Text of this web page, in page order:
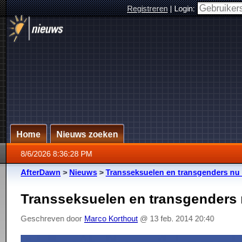
Registreren|Login:
Home Nieuws zoeken
8/6/2026 8:36:28 PM
AfterDawn > Nieuws > Transseksuelen en transgenders
Transseksuelen en
Geschreven door Marco Korthout @ 13 feb. 2014 20:40